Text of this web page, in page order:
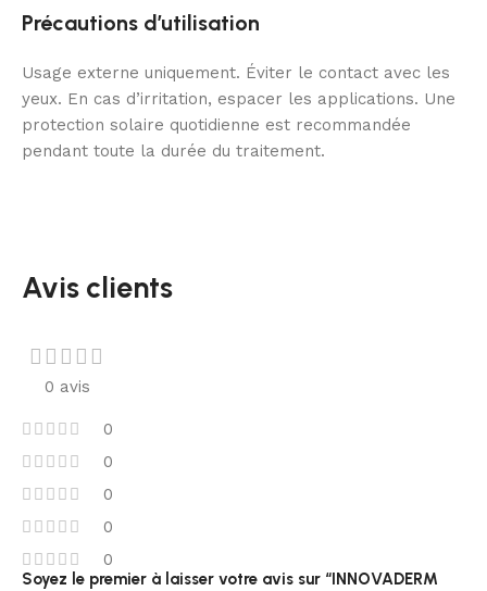
Précautions d’utilisation
Usage externe uniquement. Éviter le contact avec les
yeux. En cas d’irritation, espacer les applications. Une
protection solaire quotidienne est recommandée
pendant toute la durée du traitement.
Avis clients
0 avis
0
0
0
0
0
Soyez le premier à laisser votre avis sur “INNOVADERM